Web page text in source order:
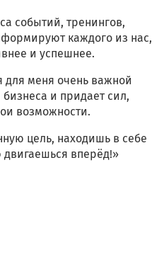
событий, тренингов,
каждого из нас,
и успешнее.
для меня очень важной
и придает сил,
возможности.
цель, находишь в себе
вперёд!»